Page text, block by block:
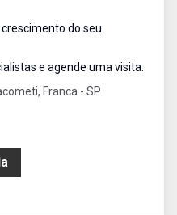
do seu
e agende uma visita.
Franca - SP